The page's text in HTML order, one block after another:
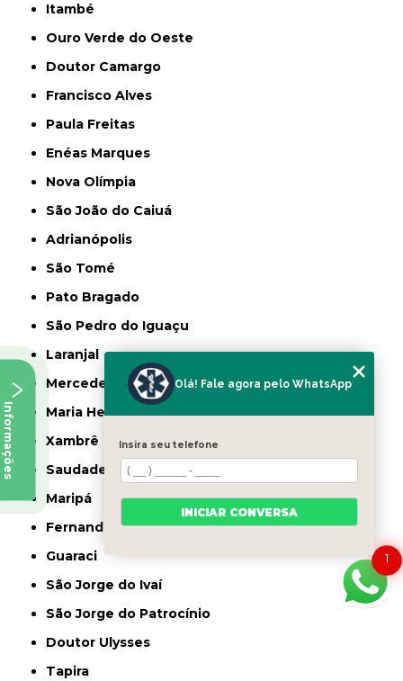
Itambé
Ouro Verde do Oeste
Doutor Camargo
Francisco Alves
Paula Freitas
Enéas Marques
Nova Olímpia
São João do Caiuá
Adrianópolis
São Tomé
Pato Bragado
São Pedro do Iguaçu
Laranjal
Mercedes
Maria Helena
Xambrê
Saudade do Iguaçu
Maripá
Fernandes Pinheiro
Guaraci
São Jorge do Ivaí
São Jorge do Patrocínio
Doutor Ulysses
Tapira
Informações
1
Olá! Fale agora pelo WhatsApp
Insira seu telefone
INICIAR CONVERSA